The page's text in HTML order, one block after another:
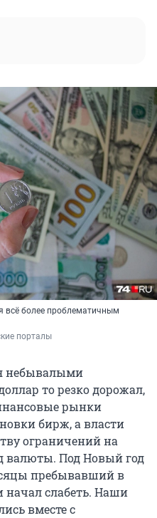
всё более проблематичным
порталы
небывалыми
то резко дорожал,
рынки
бирж, а власти
ограничений на
валюты. Под Новый год
пребывавший в
начал слабеть. Наши
вместе с